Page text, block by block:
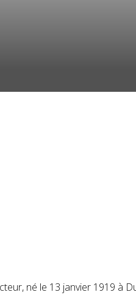
né le 13 janvier 1919 à